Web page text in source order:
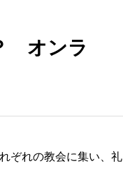
オンラ
ぞれの教会に集い、礼